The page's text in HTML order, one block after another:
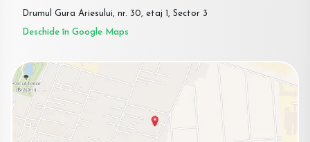
Drumul Gura Ariesului, nr. 30, etaj 1, Sector 3
Deschide în Google Maps